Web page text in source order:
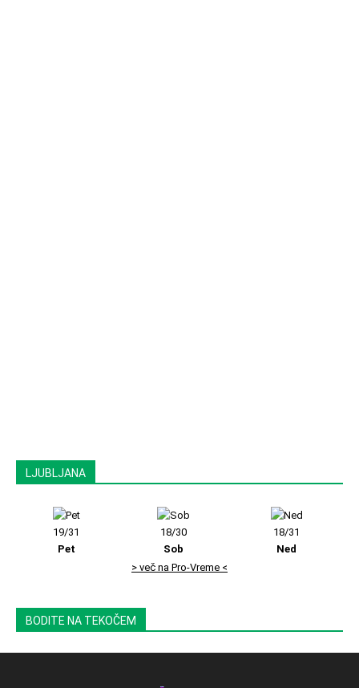
LJUBLJANA
19/31
Pet
18/30
Sob
18/31
Ned
> več na Pro-Vreme <
BODITE NA TEKOČEM